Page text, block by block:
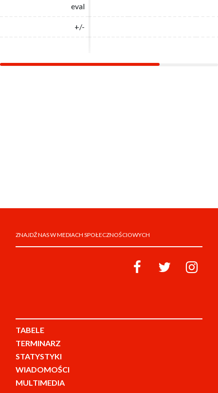
eval
+/-
eval
+/-
ZNAJDŹ NAS W MEDIACH SPOŁECZNOŚCIOWYCH
TABELE
TERMINARZ
STATYSTYKI
WIADOMOŚCI
MULTIMEDIA